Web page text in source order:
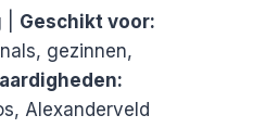
| Geschikt voor:
gezinnen,
Alexanderveld